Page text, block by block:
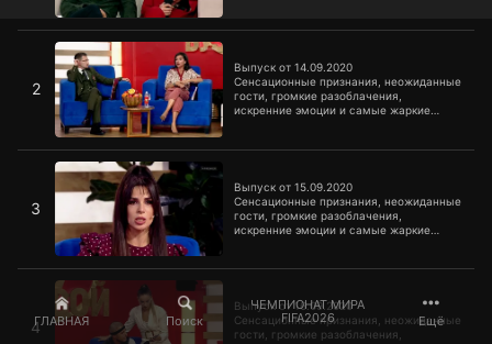
ГЛАВНАЯ Поиск
ЧЕМПИОНАТ МИРА
FIFA2026
Ещё
2
Выпуск от 14.09.2020
Сенсационные признания, неожиданные
гости, громкие разоблачения,
искренние эмоции и самые жаркие
Выпуск от 14.09.2020
3
Выпуск от 15.09.2020
Сенсационные признания, неожиданные
гости, громкие разоблачения,
искренние эмоции и самые жаркие
Выпуск от 15.09.2020
4
Выпуск от 16.09.2020
Сенсационные признания, неожиданные
гости, громкие разоблачения,
Выпуск от 16.09.2020